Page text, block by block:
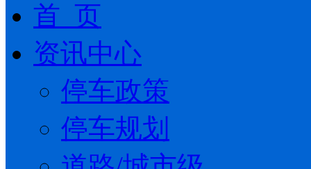
首 页
资讯中心
停车政策
停车规划